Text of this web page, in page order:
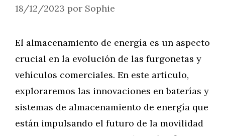
18/12/2023 por Sophie
El almacenamiento de energía es un aspecto
crucial en la evolución de las furgonetas y
vehículos comerciales. En este artículo,
exploraremos las innovaciones en baterías y
sistemas de almacenamiento de energía que
están impulsando el futuro de la movilidad